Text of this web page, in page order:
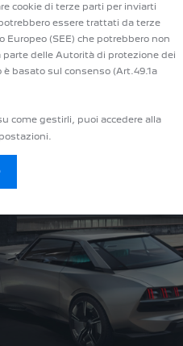
cookie di terze parti per inviarti
essere trattati da terze
Europeo (SEE) che potrebbero non
delle Autorità di protezione dei
basato sul consenso (Art.49.1a
come gestirli, puoi accedere alla